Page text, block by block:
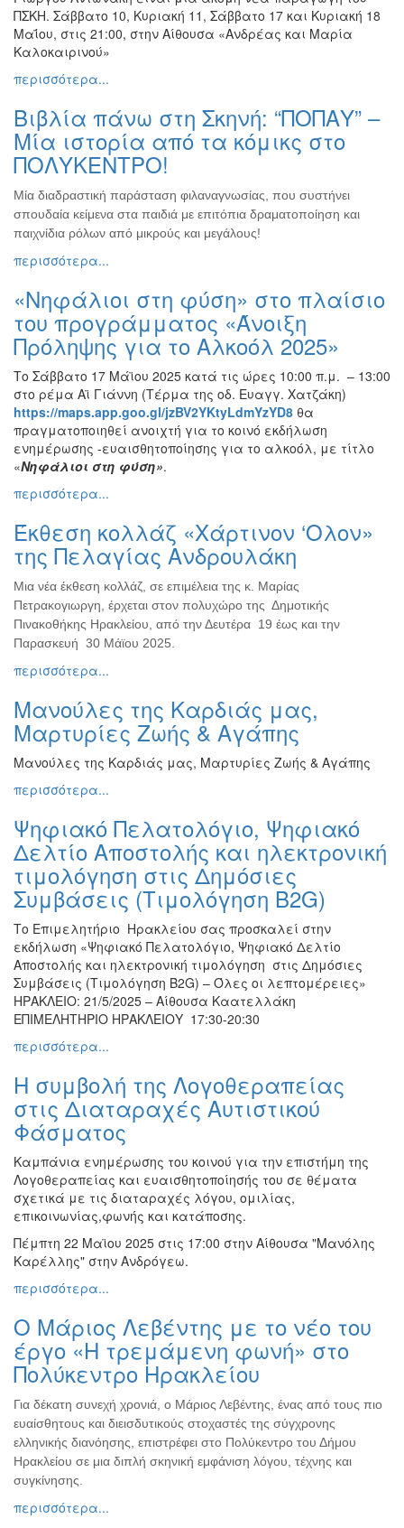
ΠΣΚΗ. Σάββατο 10, Κυριακή 11, Σάββατο 17 και Κυριακή 18
Μαΐου, στις 21:00, στην Αίθουσα «Ανδρέας και Μαρία
Καλοκαιρινού»
περισσότερα...
Βιβλία πάνω στη Σκηνή: “ΠΟΠΑΥ” –
Μία ιστορία από τα κόμικς στο
ΠΟΛΥΚΕΝΤΡΟ!
Μία διαδραστική παράσταση φιλαναγνωσίας, που συστήνει
σπουδαία κείμενα στα παιδιά με επιτόπια δραματοποίηση και
παιχνίδια ρόλων από μικρούς και μεγάλους!
περισσότερα...
«Νηφάλιοι στη φύση» στο πλαίσιο
του προγράμματος «Άνοιξη
Πρόληψης για το Αλκοόλ 2025»
Το Σάββατο 17 Μάϊου 2025 κατά τις ώρες 10:00 π.μ. – 13:00
στο ρέμα Αϊ Γιάννη (Τέρμα της οδ. Ευαγγ. Χατζάκη)
https://maps.app.goo.gl/jzBV2YKtyLdmYzYD8 θα
πραγματοποιηθεί ανοιχτή για το κοινό εκδήλωση
ενημέρωσης -ευαισθητοποίησης για το αλκοόλ, με τίτλο
«Νηφάλιοι στη φύση».
περισσότερα...
Έκθεση κολλάζ «Χάρτινον ‘Oλον»
της Πελαγίας Ανδρουλάκη
Μια νέα έκθεση κολλάζ, σε επιμέλεια της κ. Μαρίας
Πετρακογιωργη, έρχεται στον πολυχώρο της Δημοτικής
Πινακοθήκης Ηρακλείου, από την Δευτέρα 19 έως και την
Παρασκευή 30 Μάϊου 2025.
περισσότερα...
Μανούλες της Καρδιάς μας,
Μαρτυρίες Ζωής & Αγάπης
Μανούλες της Καρδιάς μας, Μαρτυρίες Ζωής & Αγάπης
περισσότερα...
Ψηφιακό Πελατολόγιο, Ψηφιακό
Δελτίο Αποστολής και ηλεκτρονική
τιμολόγηση στις Δημόσιες
Συμβάσεις (Τιμολόγηση B2G)
Το Επιμελητήριο Ηρακλείου σας προσκαλεί στην
εκδήλωση «Ψηφιακό Πελατολόγιο, Ψηφιακό Δελτίο
Αποστολής και ηλεκτρονική τιμολόγηση στις Δημόσιες
Συμβάσεις (Τιμολόγηση B2G) – Όλες οι λεπτομέρειες»
ΗΡΑΚΛΕΙΟ: 21/5/2025 – Αίθουσα Καατελλάκη
ΕΠΙΜΕΛΗΤΗΡΙΟ ΗΡΑΚΛΕΙΟΥ 17:30-20:30
περισσότερα...
Η συμβολή της Λογοθεραπείας
στις Διαταραχές Αυτιστικού
Φάσματος
Kαμπάνια ενημέρωσης του κοινού για την επιστήμη της
Λογοθεραπείας και ευαισθητοποίησής του σε θέματα
σχετικά με τις διαταραχές λόγου, ομιλίας,
επικοινωνίας,φωνής και κατάποσης.
Πέμπτη 22 Μαϊου 2025 στις 17:00 στην Αίθουσα "Μανόλης
Καρέλλης" στην Ανδρόγεω.
περισσότερα...
Ο Μάριος Λεβέντης με το νέο του
έργο «Η τρεμάμενη φωνή» στο
Πολύκεντρο Ηρακλείου
Για δέκατη συνεχή χρονιά, ο Μάριος Λεβέντης, ένας από τους πιο
ευαίσθητους και διεισδυτικούς στοχαστές της σύγχρονης
ελληνικής διανόησης, επιστρέφει στο Πολύκεντρο του Δήμου
Ηρακλείου σε μια διπλή σκηνική εμφάνιση λόγου, τέχνης και
συγκίνησης.
περισσότερα...